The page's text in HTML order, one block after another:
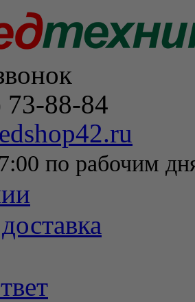
73-88-84
по рабочим